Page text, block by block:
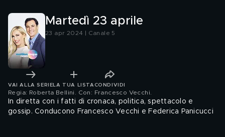
Martedì 23 aprile
23 apr 2024 | Canale 5
VAI ALLA SERIE LA TUA LISTA CONDIVIDI
Regia: Roberta Bellini. Con: Francesco Vecchi
In diretta con i fatti di cronaca, politica, spettacolo e
gossip. Conducono Francesco Vecchi e Federica Panicucci